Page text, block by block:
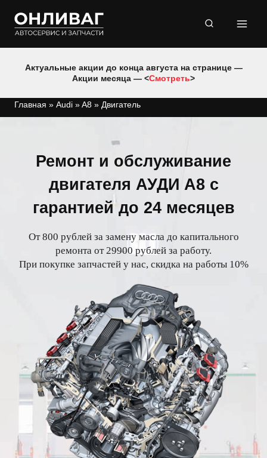
содержимому
Актуальные акции до конца августа на странице —
Акции месяца — <Смотреть>
Главная » Audi »A8 » Двигатель
Ремонт и обслуживание
двигателя АУДИ А8 с
гарантией до 24 месяцев
От 800 рублей за замену масла до капитального
ремонта от 29900 рублей за работу.
При покупке запчастей у нас, скидка на работы 10%